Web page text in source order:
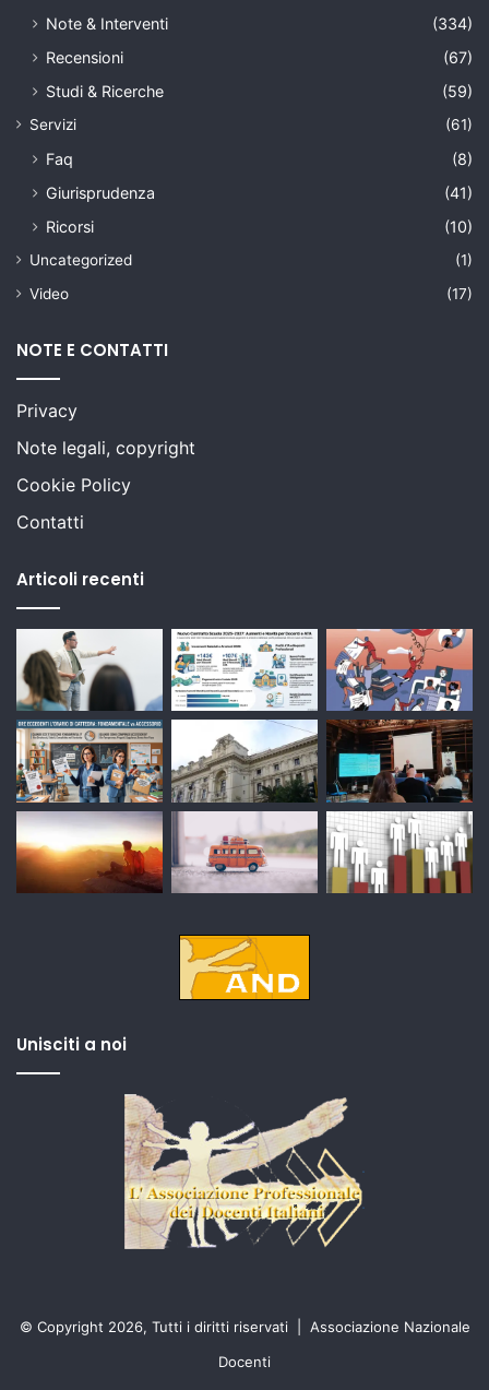
Note & Interventi
(334)
Recensioni
(67)
Studi & Ricerche
(59)
Servizi (61)
Faq
(8)
Giurisprudenza
(41)
Ricorsi
(10)
Uncategorized
(1)
Video
(17)
NOTE E CONTATTI
Privacy
Note legali, copyright
Cookie Policy
Contatti
Articoli recenti
Unisciti a noi
© Copyright 2026, Tutti i diritti riservati | Associazione Nazionale
Docenti